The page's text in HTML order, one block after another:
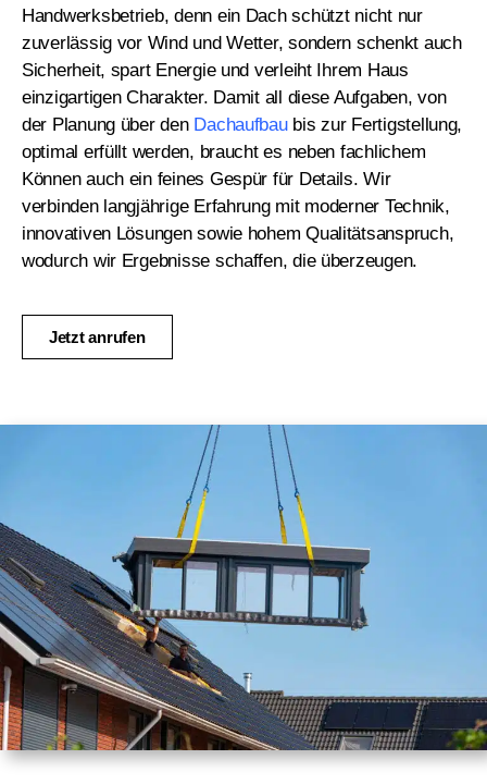
Handwerksbetrieb, denn ein Dach schützt nicht nur
zuverlässig vor Wind und Wetter, sondern schenkt auch
Sicherheit, spart Energie und verleiht Ihrem Haus
einzigartigen Charakter. Damit all diese Aufgaben, von
der Planung über den Dachaufbaubis zur Fertigstellung,
optimal erfüllt werden, braucht es neben fachlichem
Können auch ein feines Gespür für Details. Wir
verbinden langjährige Erfahrung mit moderner Technik,
innovativen Lösungen sowie hohem Qualitätsanspruch,
wodurch wir Ergebnisse schaffen, die überzeugen.
Jetzt anrufen